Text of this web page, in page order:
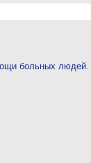
больных людей.